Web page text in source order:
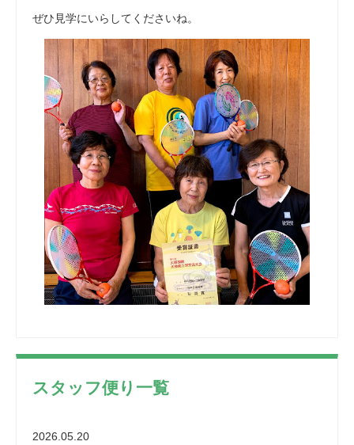
ぜひ見学にいらしてくださいね。
スタッフ便り一覧
2026.05.20